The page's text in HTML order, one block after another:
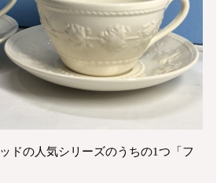
ドの人気シリーズのうちの1つ「フ